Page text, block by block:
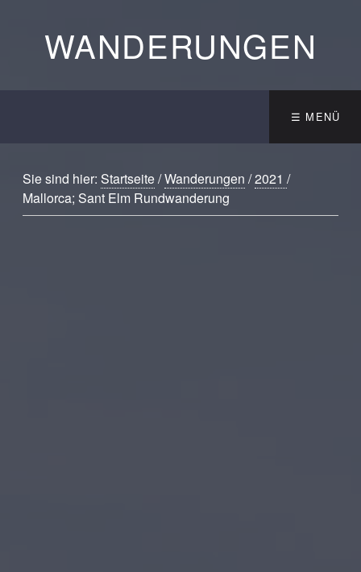
WANDERUNGEN
☰ MENÜ
Sie sind hier:Startseite/Wanderungen /2021/
Mallorca; Sant Elm Rundwanderung